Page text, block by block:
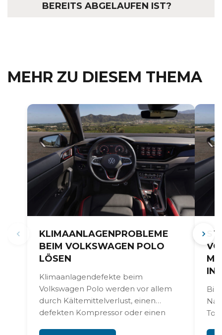
BEREITS ABGELAUFEN IST?
MEHR ZU DIESEM THEMA
KLIMAANLAGENPROBLEME
BEIM VOLKSWAGEN POLO
LÖSEN
Klimaanlagendefekte beim
Volkswagen Polo werden vor allem
durch Kältemittelverlust, einen
defekten Kompressor oder einen